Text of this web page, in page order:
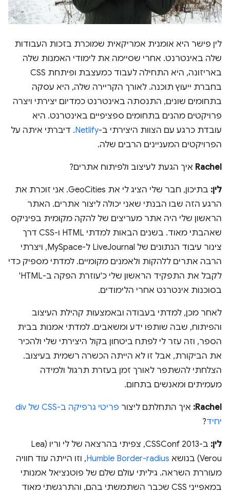
לין פישר היא אומנית אמריקאית שמוכרת בזכות העבודות
שלה באינטרנט. אחרי שסיימה את לימודי האמנות שלה
באריזונה, היא התחילה לעבוד כמעצבת ופיתחת CSS
בחברת ייעוץ תוכנה. לאורך הקריירה שלה, היא עסקה
בתחומים שונים, התנסתה באינטרנט כמדיום יצירתי ויצרה
פרויקטים מהנים בתחומים ספציפיים באינטרנט. היא
עובדת כרגע עם הצוות היצירתי ב-Netlify. דיברתי איתה על
הפרויקטים המעניינים הרבים שלה.
Rachel איך הגעת לעיצוב ולפיתוח אתרים?
לין:
בתיכון, חבר שלי הציג לי את GeoCities. אני זוכרת את
הרגע הזה שבו הבנתי שאני יכולה ליצור אתרים. האתר
הראשון שלי היה אתר מעריצים של להקה מקומית בפיניקס
שאהבתי מאוד. בשנים הבאות למדתי HTML ו-CSS דרך
צינור עיבוד הנתונים של LiveJournal ל-MySpace, ויצרתי
הרבה אתרים ללהקות ולאמנים מקומיים. למדתי מספיק כדי
לקבל את התפקיד הראשון שלי כ'עוזרת הפקה ב-HTML'
בסוכנות אינטרנט אחרי הלימודים.
לאחר מכן, למדתי בעבודה ובאמצעות קהילת העיצוב
והפיתוח, שבה שותפו ידע ומשאבים. למדתי אמנות בבית
הספר, וזה עזר לי לפתח ביטחון בקול היצירתי שלי ולהכיר
את הביקורת, אבל זו לא הייתה הכשרה רשמית בעיצוב.
הצלחתי להשתפר לאורך זמן בעזרת תרגול ולמידה
מעמיתים ומאנשים בתחום.
Rachel: איך התחלתם ליצור
פריטי גרפיקה ב-CSS של div
יחיד?
לין:
ב-CSSConf 2013, צפיתי בהרצאה של לי וריו (Lea
Verou) בנושא
Humble Border-radius, וזו הייתה עוד חוויה
מעוררת השראה. גיליתי עולם שלם של פוטנציאל אמנותי
במאפייני CSS שכבר השתמשתי בהם, והתרגשתי מאוד